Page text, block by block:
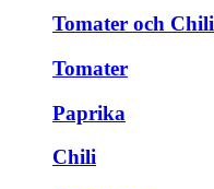
Tomater och Chili
Tomater
Paprika
Chili